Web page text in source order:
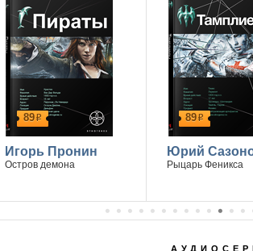
89р
Игорь Пронин
Остров демона
89р
Юрий
Рыцарь Феникса